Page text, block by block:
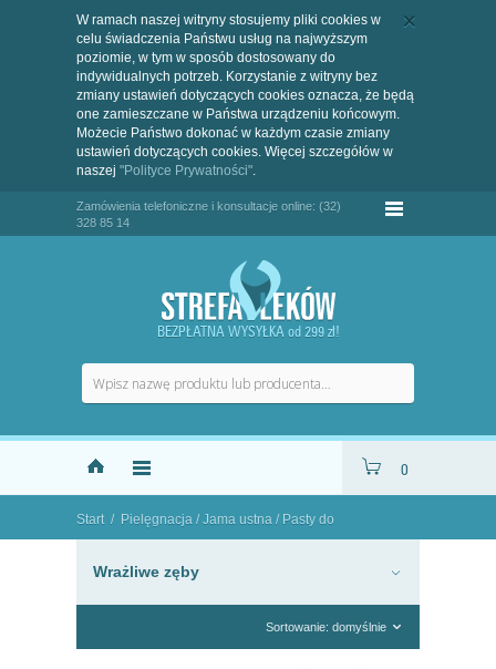
W ramach naszej witryny stosujemy pliki cookies w
celu świadczenia Państwu usług na najwyższym
poziomie, w tym w sposób dostosowany do
indywidualnych potrzeb. Korzystanie z witryny bez
zmiany ustawień dotyczących cookies oznacza, że będą
one zamieszczane w Państwa urządzeniu końcowym.
Możecie Państwo dokonać w każdym czasie zmiany
ustawień dotyczących cookies. Więcej szczegółów w
naszej "Polityce Prywatności".
Zamówienia telefoniczne i konsultacje online: (32)
328 85 14
BEZPŁATNA WYSYŁKA od 299 zł!
0
Start / Pielęgnacja / Jama ustna / Pasty do
Wrażliwe zęby
Sortowanie: domyślnie